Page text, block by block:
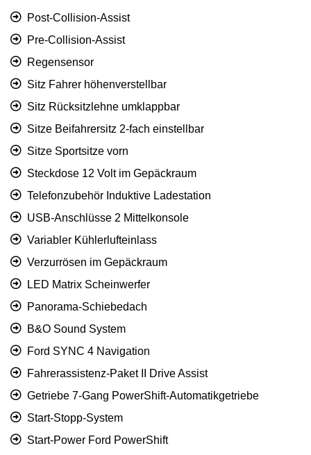
Post-Collision-Assist
Pre-Collision-Assist
Regensensor
Sitz Fahrer höhenverstellbar
Sitz Rücksitzlehne umklappbar
Sitze Beifahrersitz 2-fach einstellbar
Sitze Sportsitze vorn
Steckdose 12 Volt im Gepäckraum
Telefonzubehör Induktive Ladestation
USB-Anschlüsse 2 Mittelkonsole
Variabler Kühlerlufteinlass
Verzurrösen im Gepäckraum
LED Matrix Scheinwerfer
Panorama-Schiebedach
B&O Sound System
Ford SYNC 4 Navigation
Fahrerassistenz-Paket II Drive Assist
Getriebe 7-Gang PowerShift-Automatikgetriebe
Start-Stopp-System
Start-Power Ford PowerShift